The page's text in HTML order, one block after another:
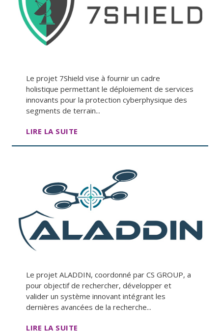
Le projet 7Shield vise à fournir un cadre
holistique permettant le déploiement de services
innovants pour la protection cyberphysique des
segments de terrain...
LIRE LA SUITE
Le projet ALADDIN, coordonné par CS GROUP, a
pour objectif de rechercher, développer et
valider un système innovant intégrant les
dernières avancées de la recherche...
LIRE LA SUITE